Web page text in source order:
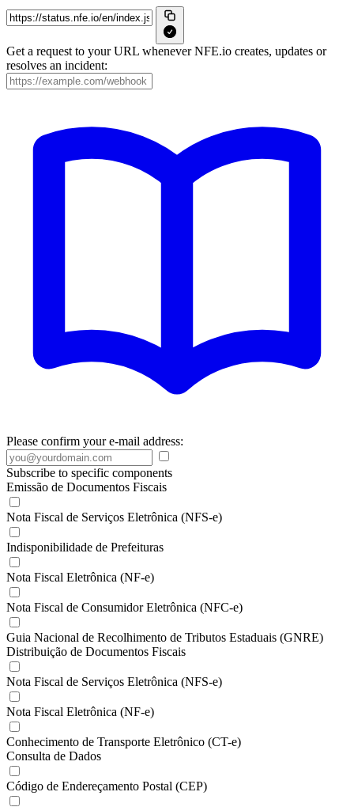
Get a request to your URL whenever NFE.io creates, updates or
resolves an incident:
Please confirm your e-mail address:
Subscribe to specific components
Emissão de Documentos Fiscais
Nota Fiscal de Serviços Eletrônica (NFS-e)
Indisponibilidade de Prefeituras
Nota Fiscal Eletrônica (NF-e)
Nota Fiscal de Consumidor Eletrônica (NFC-e)
Guia Nacional de Recolhimento de Tributos Estaduais (GNRE)
Distribuição de Documentos Fiscais
Nota Fiscal de Serviços Eletrônica (NFS-e)
Nota Fiscal Eletrônica (NF-e)
Conhecimento de Transporte Eletrônico (CT-e)
Consulta de Dados
Código de Endereçamento Postal (CEP)